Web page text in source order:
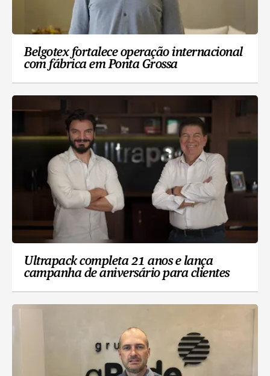
Belgotex fortalece operação internacional
com fábrica em Ponta Grossa
Ultrapack completa 21 anos e lança
campanha de aniversário para clientes